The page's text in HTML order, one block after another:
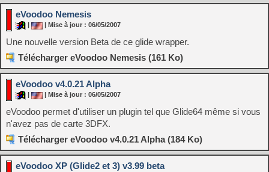
eVoodoo Nemesis
| Mise à jour : 06/05/2007
Une nouvelle version Beta de ce glide wrapper.
Télécharger eVoodoo Nemesis (161 Ko)
eVoodoo v4.0.21 Alpha
| Mise à jour : 06/05/2007
eVoodoo permet d'utiliser un plugin tel que Glide64 même si vous
n'avez pas de carte 3DFX.
Télécharger eVoodoo v4.0.21 Alpha (184 Ko)
eVoodoo XP (Glide2 et 3) v3.99 beta